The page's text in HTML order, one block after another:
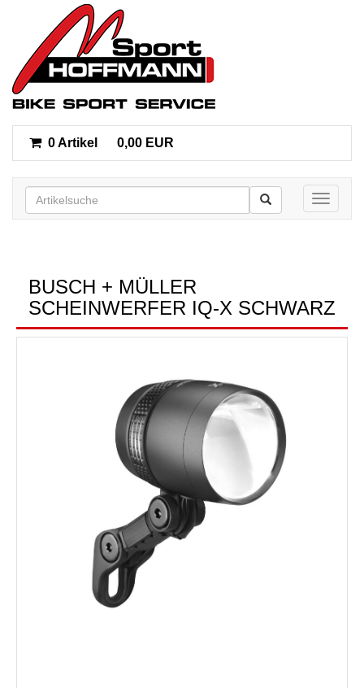
0 Artikel 0,00 EUR
Toggle
BUSCH + MÜLLER
SCHEINWERFER IQ-X SCHWARZ